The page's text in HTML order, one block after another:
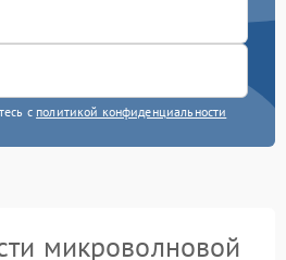
с политикой конфиденциальности
микроволновой